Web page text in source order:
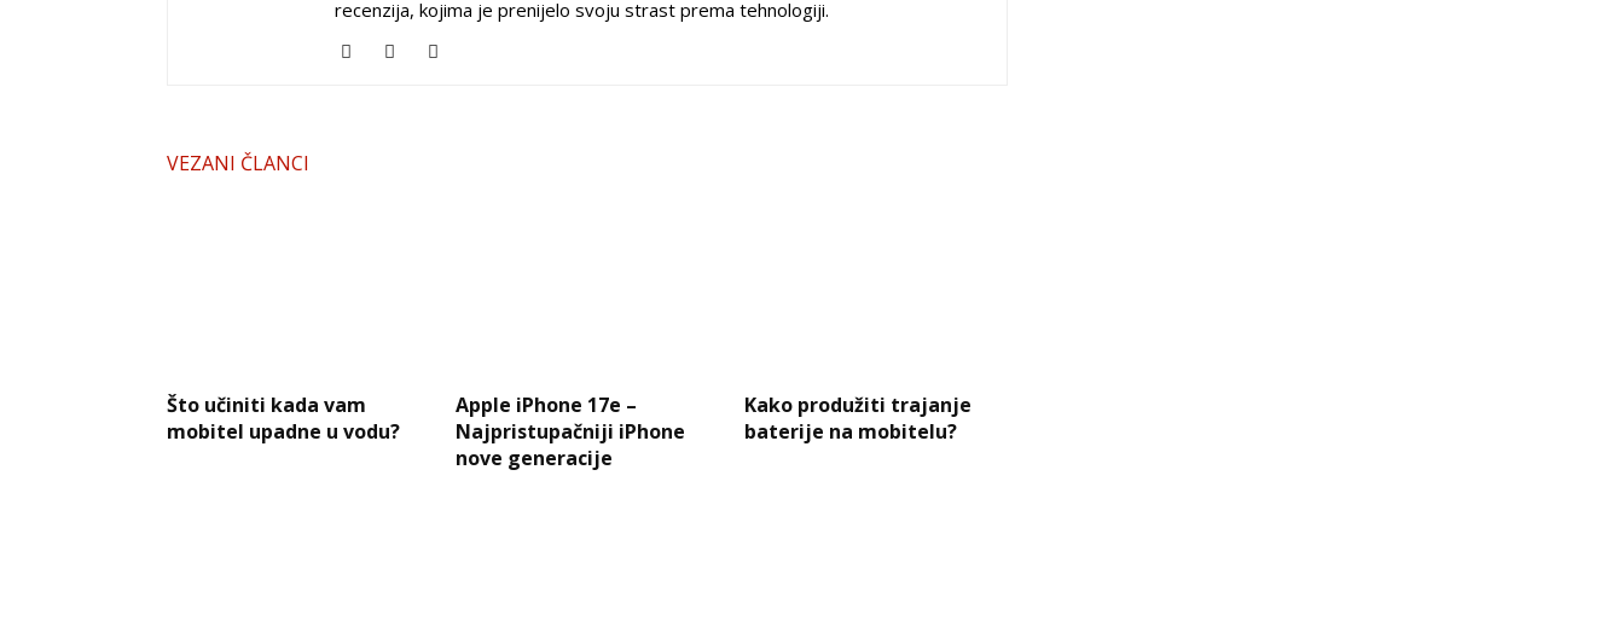
recenzija, kojima je prenijelo svoju strast prema tehnologiji.
VEZANI ČLANCI
Što učiniti kada vam
mobitel upadne u vodu?
Apple iPhone 17e –
Najpristupačniji iPhone
nove generacije
Kako produžiti trajanje
baterije na mobitelu?